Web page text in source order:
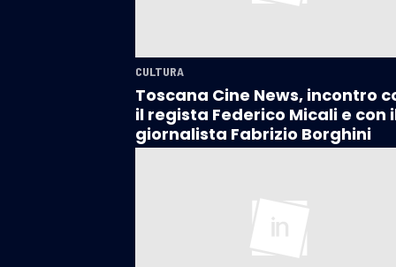
CULTURA
Toscana Cine News, incontro
il regista Federico Micali e con
giornalista Fabrizio Borghini